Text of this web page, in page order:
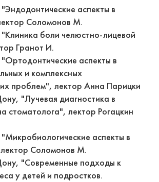
аспекты в
Соломонов М.
боли челюстно-лицевой
Гранот И.
аспекты в
и комплексных
проблем", лектор Анна Парицки
"Лучевая диагностика в
стоматолога", лектор Рогацкин
аспекты в
Соломонов М.
"Современные подходы к
у детей и подростков.